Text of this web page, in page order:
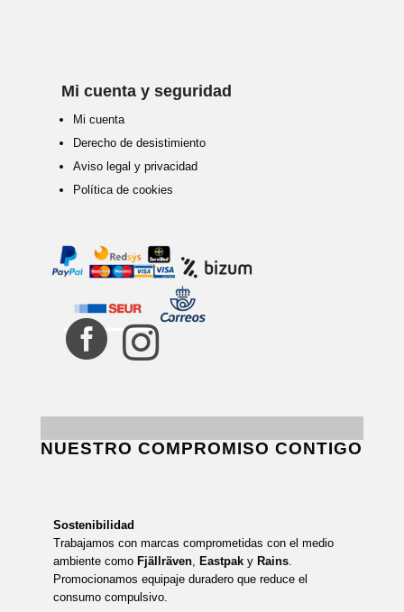
Mi cuenta y seguridad
Mi cuenta
Derecho de desistimiento
Aviso legal y privacidad
Política de cookies
 
NUESTRO COMPROMISO CONTIGO
Sostenibilidad
Trabajamos con marcas comprometidas con el medio
ambiente como Fjällräven, Eastpak y Rains.
Promocionamos equipaje duradero que reduce el
consumo compulsivo.